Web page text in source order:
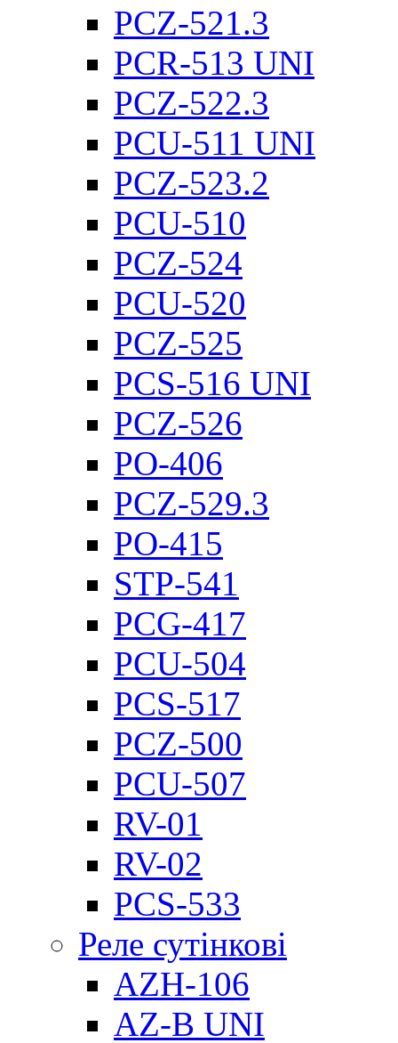
PCZ-521.3
PCR-513 UNI
PCZ-522.3
PCU-511 UNI
PCZ-523.2
PCU-510
PCZ-524
PCU-520
PCZ-525
PCS-516 UNI
PCZ-526
PO-406
PCZ-529.3
PO-415
STP-541
PCG-417
PCU-504
PCS-517
PCZ-500
PCU-507
RV-01
RV-02
PCS-533
Реле сутінкові
AZH-106
AZ-B UNI